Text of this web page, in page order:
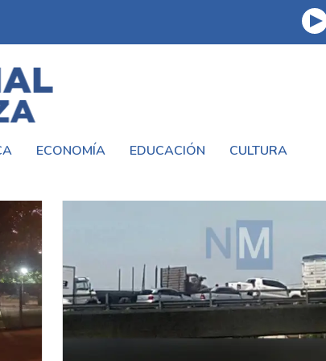
ECONOMÍA EDUCACIÓN CULTURA